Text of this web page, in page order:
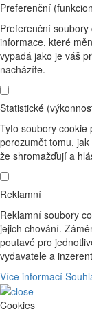
Preferenční
Preferenční
informace, které
vypadá jako je váš
nacházíte.
Statistické
Tyto soubory
porozumět tomu,
že shromažďují a
Reklamní
Reklamní soubory
jejich chování.
poutavé pro
vydavatele a
Více informací
Cookies